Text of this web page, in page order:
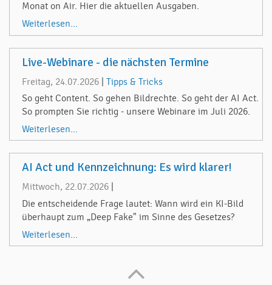
Monat on Air. Hier die aktuellen Ausgaben.
Weiterlesen...
Live-Webinare - die nächsten Termine
Freitag, 24.07.2026
Tipps & Tricks
So geht Content. So gehen Bildrechte. So geht der AI Act.
So prompten Sie richtig - unsere Webinare im Juli 2026.
Weiterlesen...
AI Act und Kennzeichnung: Es wird klarer!
Mittwoch, 22.07.2026
Die entscheidende Frage lautet: Wann wird ein KI-Bild
überhaupt zum „Deep Fake" im Sinne des Gesetzes?
Weiterlesen...